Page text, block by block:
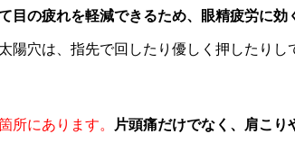
目の疲れを軽減できるため、眼精疲労に効
陽穴は、指先で回したり優しく押したりし
所にあります。
片頭痛だけでなく、肩こ